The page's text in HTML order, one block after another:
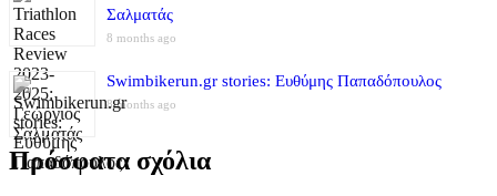
Σαλματάς
8 months ago
Swimbikerun.gr stories: Ευθύμης Παπαδόπουλος
8 months ago
Πρόσφατα σχόλια